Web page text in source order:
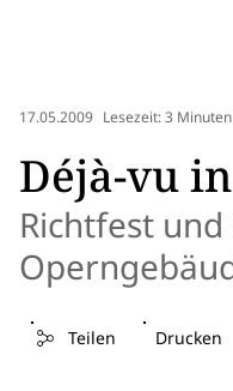
17.05.2009 Lesezeit: 3 Minuten
Déjà-vu
Richtfest
Teilen Drucken